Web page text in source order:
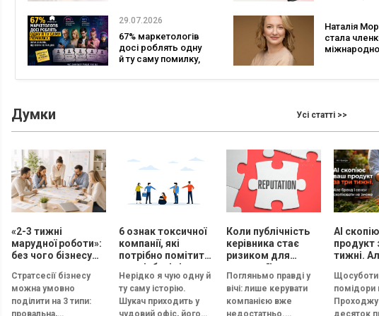
GoIT
29.07.2026
67% маркетологів
досі роблять одну
й ту саму помилку,
вона не працює
Наталія
стала
Effie Awards
Думки Усі статті >>
«2-3 тижні
марудної роботи»:
без чого бізнесу
проводити
стратегічну сесію
Стратсесії бізнесу
можна умовно
поділити на 3 типи:
6 ознак токсичної
компанії, які
потрібно помітити
на співбесіді
Нерідко я чую одну й
ту саму історію.
Шукач приходить у
Коли публічність
керівника стає
ризиком для
репутації
Погляньмо правді у
вічі: лише керувати
компанією вже
AI
продукт
тижні.
сенси
не
Щосуботи
помідори
Проходжу